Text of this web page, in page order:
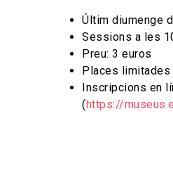
Últim diumenge
Sessions a les
Preu: 3 euros
Places limitades
Inscripcions en
( https://